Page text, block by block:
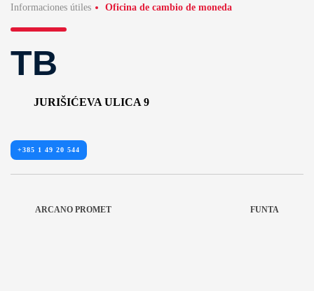
Informaciones útiles
Oficina de cambio de moneda
TB
JURIŠIĆEVA ULICA 9
+385 1 49 20 544
ARCANO PROMET FUNTA